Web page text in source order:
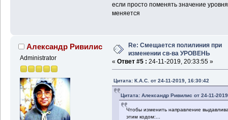
если просто поменять значение
меняется
Александр Ривилис
Administrator
Re: Смещается полилиния при
изменении св-ва УРОВЕНЬ
« Ответ #5 : 24-11-2019, 20:33:55 »
Цитата: К.А.С. от 24-11-2019, 16:30:42
Цитата: Александр Ривилис от 24-11-
Чтобы изменить направление
этим кодом:...